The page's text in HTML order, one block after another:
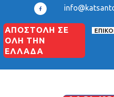
ΑΠΟΣΤΟΛΗ ΣΕ
ΟΛΗ ΤΗΝ
ΕΛΛΑΔΑ